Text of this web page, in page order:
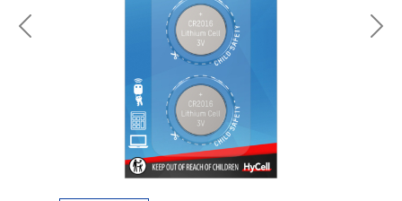
Previous